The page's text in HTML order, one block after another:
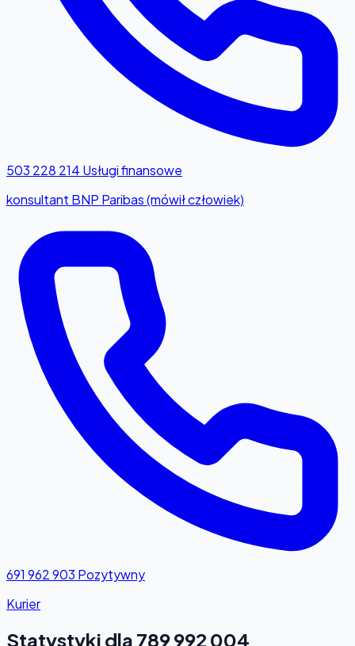
503 228 214 Usługi finansowe
konsultant BNP Paribas (mówił człowiek)
691 962 903 Pozytywny
Kurier
Statystyki dla 789 992 004